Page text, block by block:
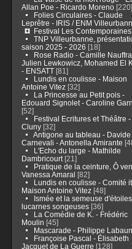
Allan Poe - Ricardo Moreno[220]
Folies Circulaires - Claude
Leprêtre - IRIS / ENM
Festival Les Contemporaines
TNP Villeurbanne,
saison 2025 - 2026 [18]
Rose Radio - Camille
Julien Lewkowicz, Mohamed El
- ENSATT[81]
Lundis en coulisse - Maison
Antoine Vitez[32]
La Princesse au Petit pois -
Edouard Signolet - Caroline
[52]
Festival Ecritures et Théâtre -
Cluny[32]
Antigone au tableau - Davide
Carnevali - Antonella Amirante
L'Echo du large - Mathilde
Dambricourt[21]
Pratique de la ceinture, Ô
Vanessa Amaral [82]
Lundis en coulisse - Comité
Maison Antoine Vitez[48]
Ismée et la semeuse
lucarnes songeuses[36]
La Comédie de K. - Frédéric
Moulin [45]
Mascarade - Philippe
Françoise Pascal - Élisabeth
Jacquet de La Guerre [128]